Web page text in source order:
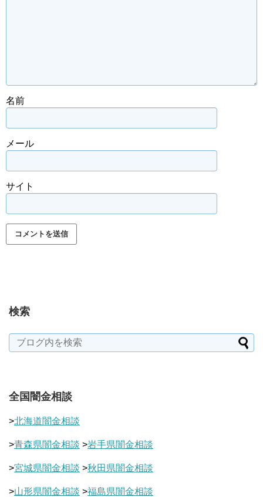
名前
メール
サイト
検索
全国闇金相談
>北海道闇金相談
>青森県闇金相談 >岩手県闇金相談
>宮城県闇金相談 >秋田県闇金相談
>山形県闇金相談 >福島県闇金相談